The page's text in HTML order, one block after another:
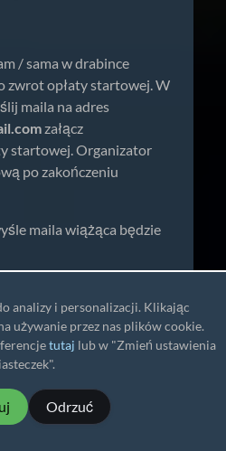
/ sama w drabince
zwrot opłaty startowej. W
maila na adres
załącz
startowej. Organizator
po zakończeniu
maila wiążąca będzie
KOŃCOWE:
rejestracji nie
są zawodnicy, którzy
maila na adres
w przeciągu 24h od
analizy i personalizacji. Klikając
używanie przez nas plików cookie.
tutaj lub w "Zmień ustawienia
Odrzuć